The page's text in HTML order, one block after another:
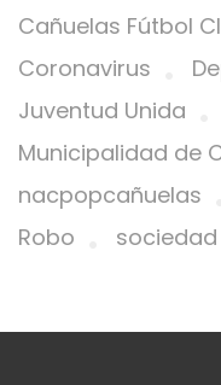
Cañuelas Fútbol
Coronavirus
Juventud Unida
Municipalidad de
nacpopcañuelas
Robo
sociedad